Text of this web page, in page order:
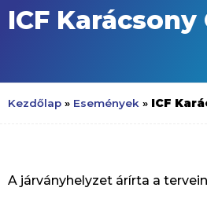
ICF Karácsony
Kezdőlap » Események » ICF
A járványhelyzet árírta a